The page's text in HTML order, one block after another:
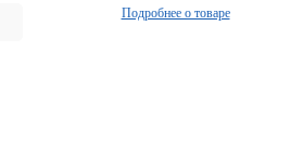
Подробнее о товаре